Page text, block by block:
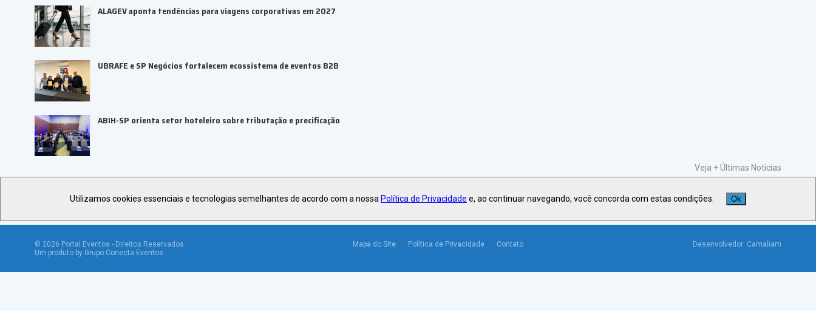
ALAGEV aponta tendências para viagens corporativas em 2027
UBRAFE e SP Negócios fortalecem ecossistema de eventos B2B
ABIH-SP orienta setor hoteleiro sobre tributação e precificação
Veja +Últimas Notícias
© 2026 Portal Eventos - Direitos Reservados
Um produto by Grupo Conecta Eventos
Mapa do Site Política de Privacidade Contato Desenvolvedor: Camaliam
Utilizamos cookies essenciais e tecnologias semelhantes de acordo com a nossa Política de Privacidade e, ao continuar navegando, você concorda com estas condições. Ok